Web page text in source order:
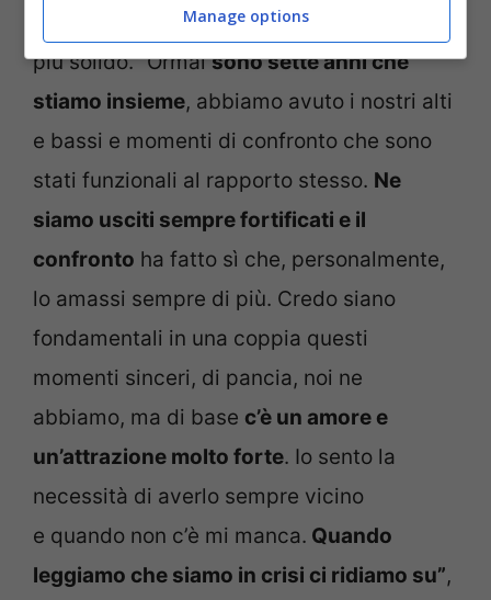
Un amore che dura da anni e che è sempre
più solido. “Ormaisono sette anni che
stiamo insieme, abbiamo avuto i nostri alti
e bassi e momenti di confronto che sono
stati funzionali al rapporto stesso. Ne
siamo usciti sempre fortificati e il
confronto ha fatto sì che, personalmente,
lo amassi sempre di più. Credo siano
fondamentali in una coppia questi
momenti sinceri, di pancia, noi ne
abbiamo, ma di base c’è un amore e
un’attrazione molto forte. Io sento la
necessità di averlo sempre vicino
e quando non c’è mi manca. Quando
leggiamo che siamo in crisi ci ridiamo su”,
Manage options